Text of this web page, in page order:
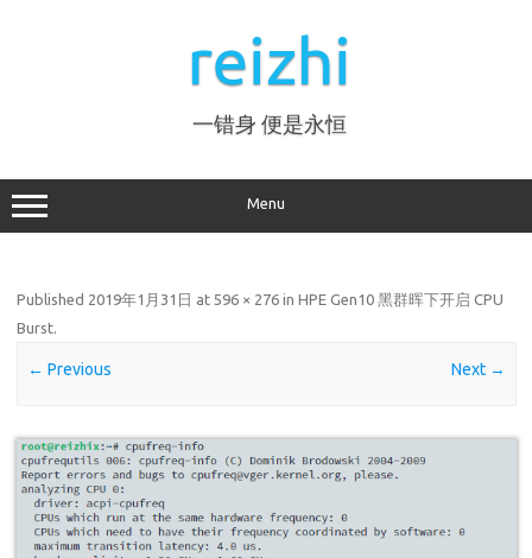
reizhi
一错身 便是永恒
Menu
Published 2019年1月31日 at 596 × 276 in HPE Gen10 黑群晖下开启 CPU
Burst.
← Previous Next →